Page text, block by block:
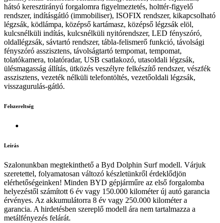
hátsó keresztirányú forgalomra figyelmeztetés, holttér-figyelő
rendszer, indításgátló (immobiliser), ISOFIX rendszer, kikapcsolható
légzsák, ködlámpa, középső kartámasz, középső légzsák elöl,
kulcsnélküli indítás, kulcsnélküli nyitórendszer, LED fényszóró,
oldallégzsák, sávtartó rendszer, tábla-felismerő funkció, távolsági
fényszóró asszisztens, távolságtartó tempomat, tempomat,
tolatókamera, tolatóradar, USB csatlakozó, utasoldali légzsák,
ülésmagasság állítás, ütközés veszélyre felkészítő rendszer, vészfék
asszisztens, vezeték nélküli telefontöltés, vezetőoldali légzsák,
visszagurulás-gátló.
Felszereltség
Leírás
Szalonunkban megtekinthető a Byd Dolphin Surf modell. Várjuk
szeretettel, folyamatosan változó készletünkről érdeklődjön
elérhetőségeinken! Minden BYD gépjárműre az első forgalomba
helyezéstől számított 6 év vagy 150.000 kilométer új autó garancia
érvényes. Az akkumulátorra 8 év vagy 250.000 kilométer a
garancia. A hirdetésben szereplő modell ára nem tartalmazza a
metálfényezés felárát.